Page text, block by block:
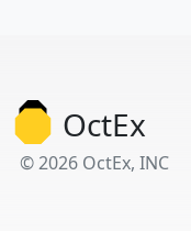
OctEx
© 2026 OctEx, INC